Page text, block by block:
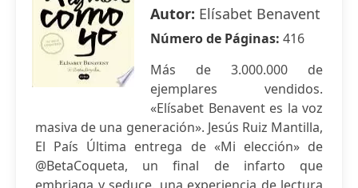
Autor: Elísabet Benavent
Número de Páginas: 416
Más de 3.000.000 de
ejemplares vendidos.
«Elísabet Benavent es la voz
masiva de una generación». Jesús Ruiz Mantilla,
El País Última entrega de «Mi elección» de
@BetaCoqueta, un final de infarto que